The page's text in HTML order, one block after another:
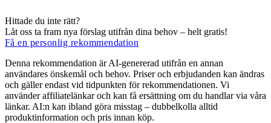
Hittade du inte rätt?
Låt oss ta fram nya förslag utifrån dina behov – helt gratis!
Få en personlig rekommendation
Denna rekommendation är AI-genererad utifrån en annan
användares önskemål och behov. Priser och erbjudanden kan ändras
och gäller endast vid tidpunkten för rekommendationen. Vi
använder affiliatelänkar och kan få ersättning om du handlar via våra
länkar. AI:n kan ibland göra misstag – dubbelkolla alltid
produktinformation och pris innan köp.